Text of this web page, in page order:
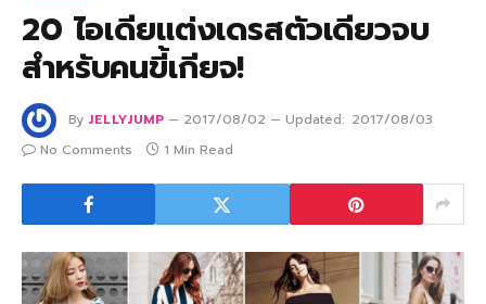
20 ไอเดียแต่งเดรสตัวเดียวจบ
สำหรับคนขี้เกียจ!
By JELLYJUMP 2017/08/02 Updated: 2017/08/03
No Comments
1 Min Read